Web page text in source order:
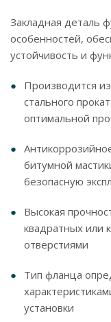
Закладная деталь
особенностей,
устойчивость и
Производится
стального
оптимальной
битумной
безопасную
Высокая
квадратных или
отверстиями
Тип фланца
установки